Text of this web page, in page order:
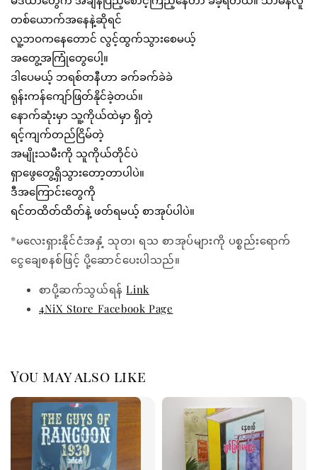
တစ်ယောက်အနေနဲ့ဆိုရင်
လူ့ဘဝကနေတောင် လွင့်ထွက်သွားစေမယ့်
အတွေ့အကြုံတွေပေါ့။
ဒါပေမယ့် ဘရစ်တနီဟာ ခက်ခက်ခဲခဲ
ရုန်းကန်ကျော်ဖြတ်နိုင်ခဲ့တယ်။
နောက်ဆုံးမှာ သူ့ကိုယ်ထဲမှာ ရှိတဲ့
ရင့်ကျက်တည်ငြိမ်တဲ့
အမျိုးသမီးကို သူကိုယ်တိုင်ပဲ
ရှာဖွေတွေ့ရှိသွားတော့တာပါပဲ။
ဒီအကြောင်းတွေကို
ရင်တထိတ်ထိတ်နဲ့ ဖတ်ရမယ့် စာအုပ်ပါပဲ။
*မလေးရှားနိုင်ငံအနှံ့ သုတ၊ ရသ စာအုပ်များကို ပစ္စည်းရောက်
ငွေချေစနစ်ဖြင့် ပို့ဆောင်ပေးပါသည်။
စာပို့ဆက်သွယ်ရန်Link
4NiX Store Facebook Page
You may also like